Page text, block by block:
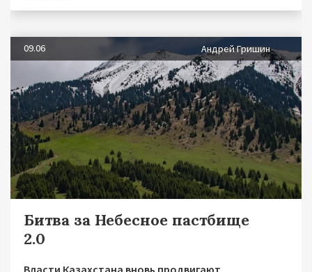
09.06 Андрей Гришин
Битва за Небесное пастбище
2.0
Власти Казахстана вновь продвигают